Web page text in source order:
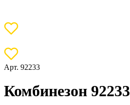
Арт. 92233
Комбинезон 92233